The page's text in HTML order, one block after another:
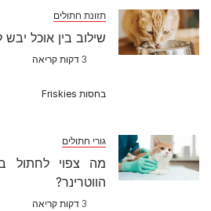
תזונת חתולים
שילוב בין אוכל
3 דקות קריאה
בחסות Friskies
גורי חתולים
מה צפוי לחתול
הווטרינר?
3 דקות קריאה